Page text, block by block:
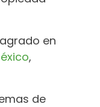
en
,
de